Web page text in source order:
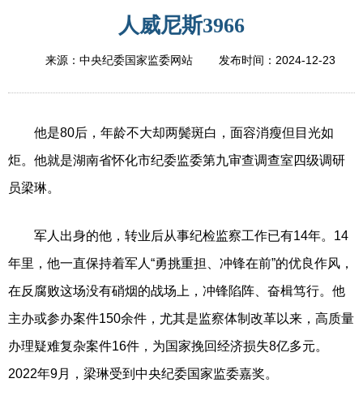
人威尼斯3966
来源：中央纪委国家监委网站 发布时间： 2024-12-23
他是80后，年龄不大却两鬓斑白，面容消瘦但目光如
炬。他就是湖南省怀化市纪委监委第九审查调查室四级调研
员梁琳。
军人出身的他，转业后从事纪检监察工作已有14年。14
年里，他一直保持着军人“勇挑重担、冲锋在前”的优良作风，
在反腐败这场没有硝烟的战场上，冲锋陷阵、奋楫笃行。他
主办或参办案件150余件，尤其是监察体制改革以来，高质量
办理疑难复杂案件16件，为国家挽回经济损失8亿多元。
2022年9月，梁琳受到中央纪委国家监委嘉奖。